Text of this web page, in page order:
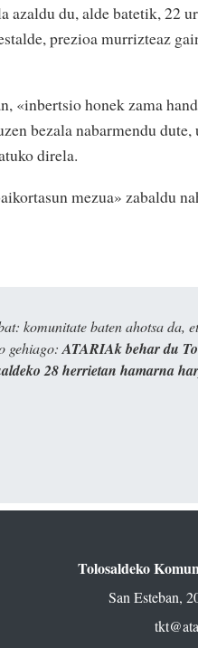
azaldu du, alde batetik, 22
prezioa murrizteaz
«inbertsio honek zama
bezala nabarmendu
direla.
mezua» zabaldu
komunitate baten ahotsa da,
gehiago: ATARIAk behar du
28 herrietan hamarna
Tolosaldeko
San Esteban,